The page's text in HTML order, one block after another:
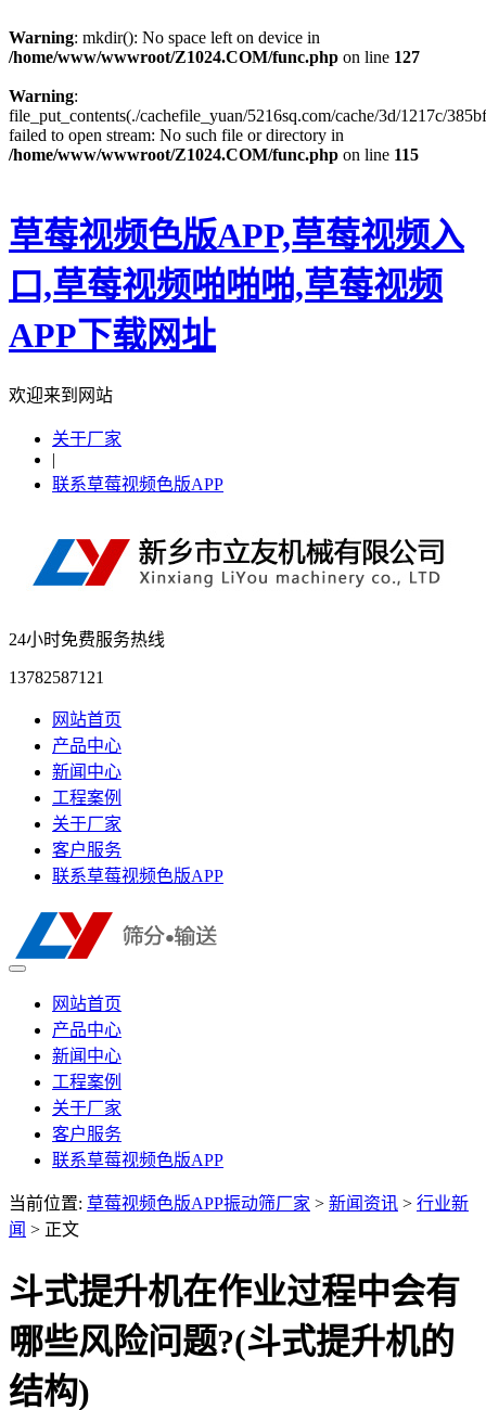
Warning: mkdir(): No space left on device in
/home/www/wwwroot/Z1024.COM/func.php on line 127
Warning:
file_put_contents(./cachefile_yuan/5216sq.com/cache/3d/1217c/
failed to open stream: No such file or directory in
/home/www/wwwroot/Z1024.COM/func.php on line 115
草莓视频色版APP,草莓视频入
口,草莓视频啪啪啪,草莓视频
APP下载网址
欢迎来到网站
关于厂家
|
联系草莓视频色版APP
24小时免费服务热线
13782587121
网站首页
产品中心
新闻中心
工程案例
关于厂家
客户服务
联系草莓视频色版APP
网站首页
产品中心
新闻中心
工程案例
关于厂家
客户服务
联系草莓视频色版APP
当前位置: 草莓视频色版APP振动筛厂家 > 新闻资讯 > 行业新
闻 > 正文
斗式提升机在作业过程中会有
哪些风险问题?(斗式提升机的
结构)